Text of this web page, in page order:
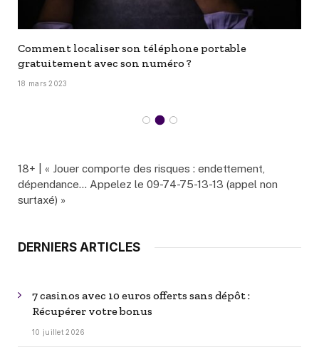
Comment localiser son téléphone portable
gratuitement avec son numéro ?
18 mars 2023
18+ | « Jouer comporte des risques : endettement,
dépendance… Appelez le 09-74-75-13-13 (appel non
surtaxé) »
DERNIERS ARTICLES
7 casinos avec 10 euros offerts sans dépôt :
Récupérer votre bonus
10 juillet 2026